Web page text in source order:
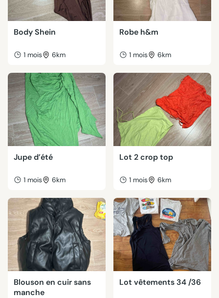
Body Shein
1 mois 6km
Robe h&m
1 mois 6km
Jupe d’été
1 mois 6km
Lot 2 crop top
1 mois 6km
Blouson en cuir sans
manche
Lot vêtements 34 /36